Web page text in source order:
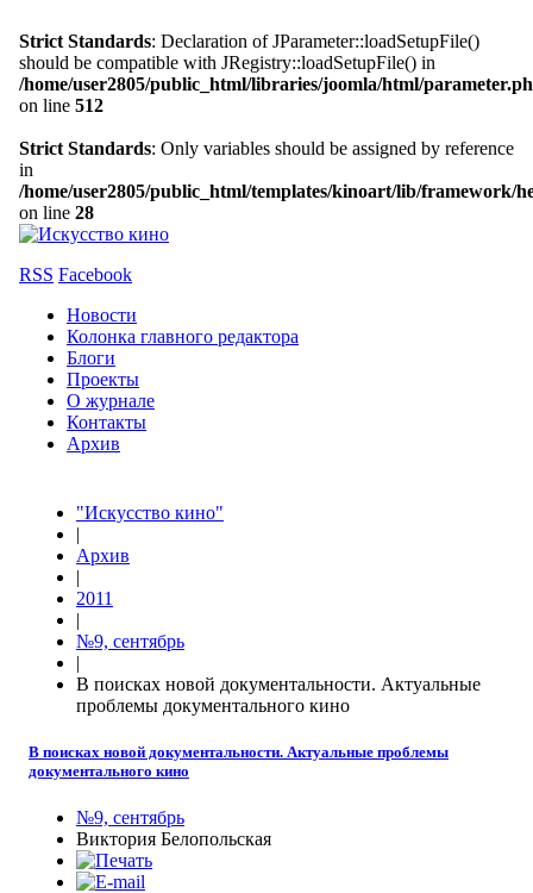
Strict Standards: Declaration of JParameter::loadSetupFile()
should be compatible with JRegistry::loadSetupFile() in
/home/user2805/public_html/libraries/joomla/html/
on line 512
Strict Standards: Only variables should be assigned by reference
in
/home/user2805/public_html/templates/kinoart/lib/framework/
on line 28
RSS Facebook
Новости
Колонка главного редактора
Блоги
Проекты
О журнале
Контакты
Архив
"Искусство кино"
|
Архив
|
2011
|
№9, сентябрь
|
В поисках новой документальности. Актуальные
проблемы документального кино
В поисках новой документальности. Актуальные проблемы
документального кино
№9, сентябрь
Виктория Белопольская